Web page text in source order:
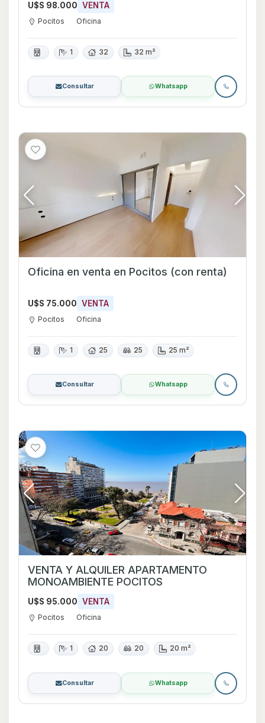
U$S 98.000 VENTA
Pocitos Oficina
1 32 32 m²
Consultar Whatsapp
Oficina en venta en Pocitos (con renta)
U$S 75.000 VENTA
Pocitos Oficina
1 25 25 25 m²
Consultar Whatsapp
VENTA Y ALQUILER APARTAMENTO
MONOAMBIENTE POCITOS
U$S 95.000 VENTA
Pocitos Oficina
1 20 20 20 m²
Consultar Whatsapp